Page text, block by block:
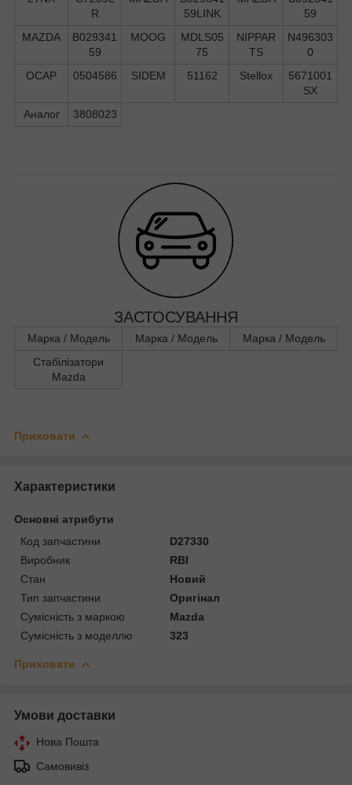
R
59LINK
59
MAZDA
B029341
59
MOOG
MDLS05
75
NIPPAR
TS
N496303
0
OCAP
0504586 SIDEM 51162 Stellox
5671001
SX
Аналог
3808023
ЗАСТОСУВАННЯ
Марка / Модель Марка / Модель
Марка / Модель
Стабілізатори
Mazda
Приховати
Характеристики
Основні атрибути
Код запчастини
D27330
Виробник
RBI
Стан
Новий
Тип запчастини
Оригінал
Сумісність з маркою
Mazda
Сумісність з моделлю
323
Приховати
Умови доставки
Нова Пошта
Самовивіз